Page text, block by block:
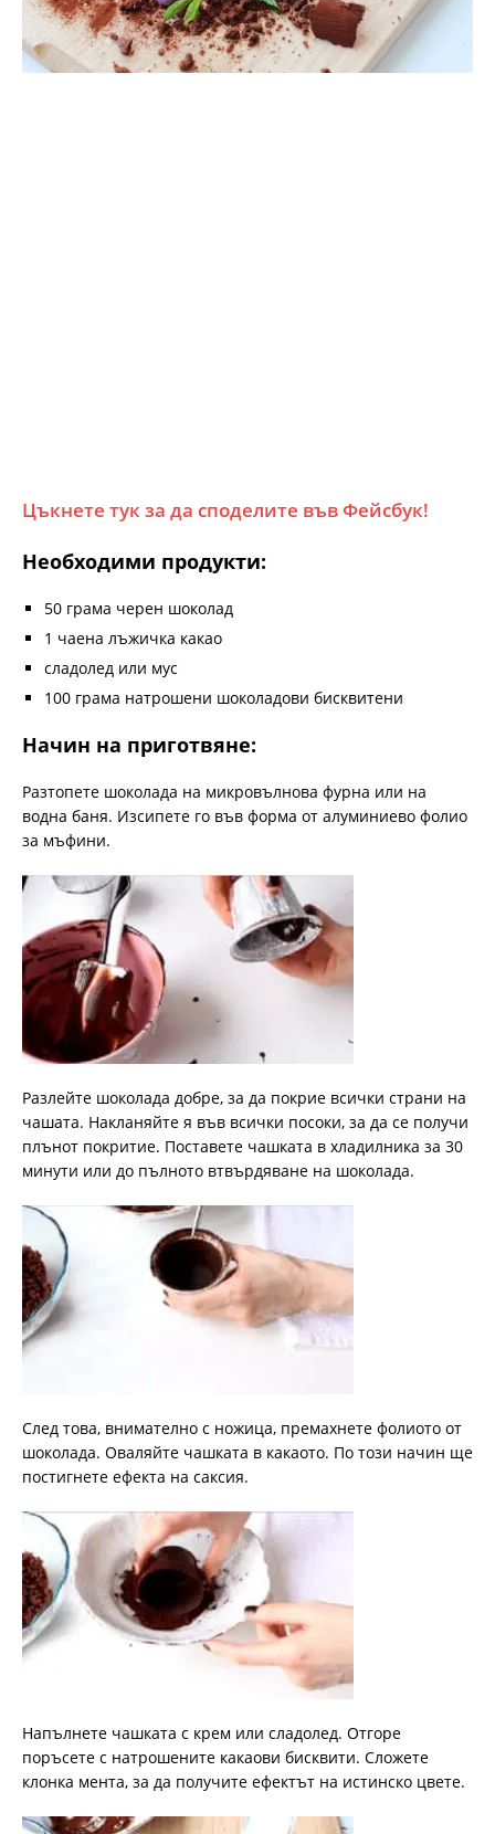
Цъкнете тук за да споделите във Фейсбук!
Необходими продукти:
50 грама черен шоколад
1 чаена лъжичка какао
сладолед или мус
100 грама натрошени шоколадови бисквитени
Начин на приготвяне:
Разтопете шоколада на микровълнова фурна или на
водна баня. Изсипете го във форма от алуминиево фолио
за мъфини.
Разлейте шоколада добре, за да покрие всички страни на
чашата. Накланяйте я във всички посоки, за да се получи
плънот покритие. Поставете чашката в хладилника за 30
минути или до пълното втвърдяване на шоколада.
След това, внимателно с ножица, премахнете фолиото от
шоколада. Оваляйте чашката в какаото. По този начин ще
постигнете ефекта на саксия.
Напълнете чашката с крем или сладолед. Отгоре
поръсете с натрошените какаови бисквити. Сложете
клонка мента, за да получите ефектът на истинско цвете.